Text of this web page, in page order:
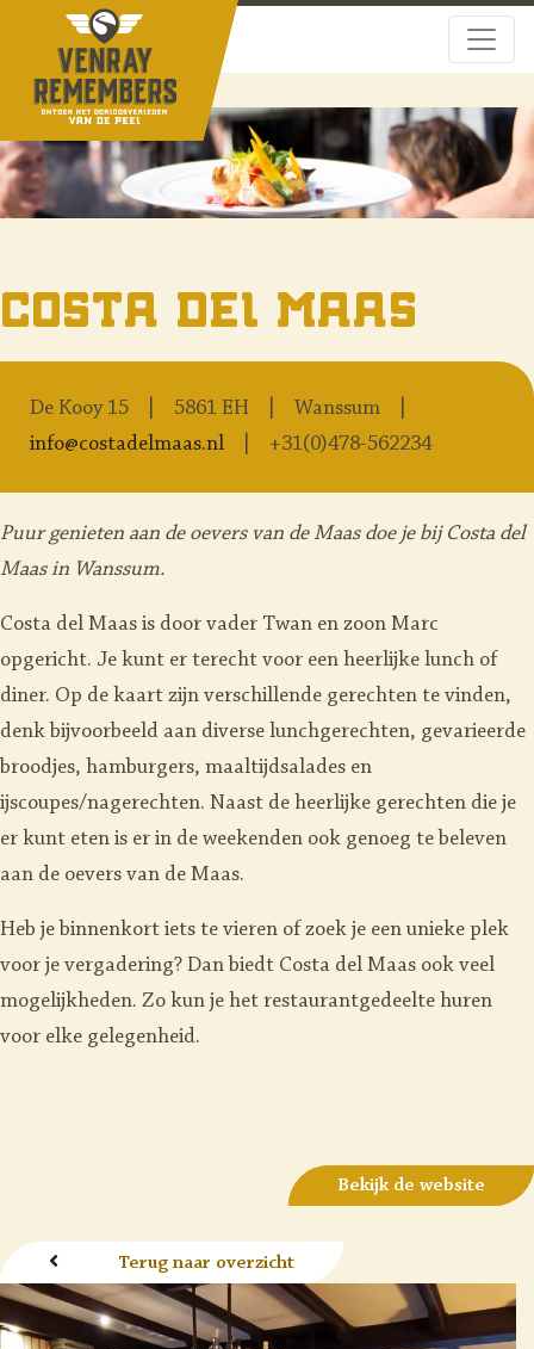
Costa del Maas
De Kooy 15 5861 EH
Wanssum
info@costadelmaas.nl
+31(0)478-562234
Puur genieten aan de oevers van de Maas doe je bij Costa del
Maas in Wanssum.
Costa del Maas is door vader Twan en zoon Marc
opgericht. Je kunt er terecht voor een heerlijke lunch of
diner. Op de kaart zijn verschillende gerechten te vinden,
denk bijvoorbeeld aan diverse lunchgerechten, gevarieerde
broodjes, hamburgers, maaltijdsalades en
ijscoupes/nagerechten. Naast de heerlijke gerechten die je
er kunt eten is er in de weekenden ook genoeg te beleven
aan de oevers van de Maas.
Heb je binnenkort iets te vieren of zoek je een unieke plek
voor je vergadering? Dan biedt Costa del Maas ook veel
mogelijkheden. Zo kun je het restaurantgedeelte huren
voor elke gelegenheid.
Bekijk de website
Terug naar overzicht